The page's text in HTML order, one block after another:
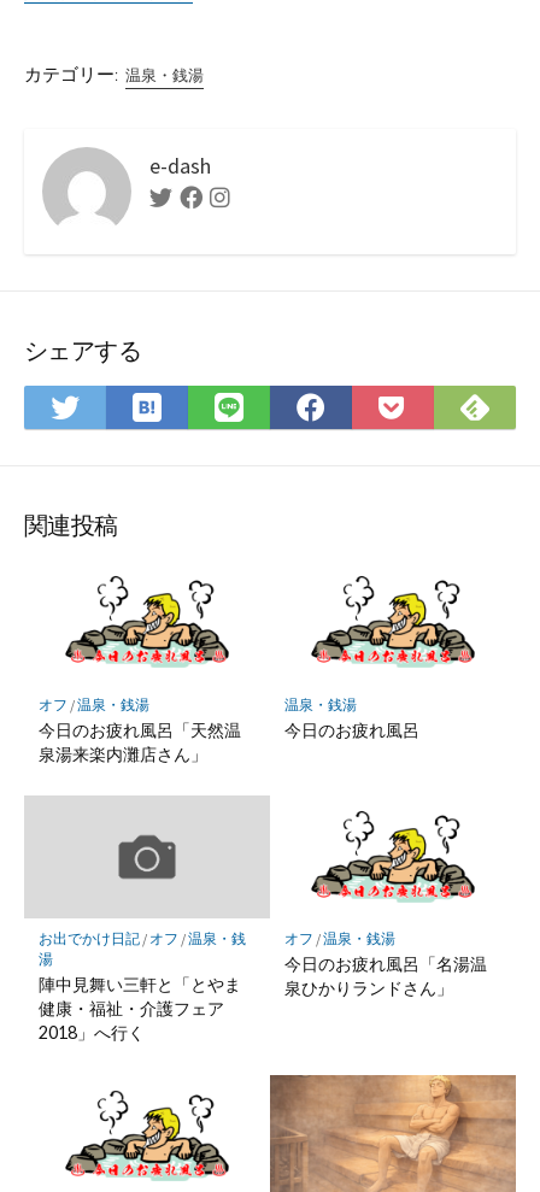
カテゴリー: 温泉・銭湯
e-dash
TwitterFacebookInstagram
シェアする
Twitter
で
ア
は
て
マ
ー
ク
に
存
LINE
で
Facebook
で
Pocket
に
で
関連投稿
オフ /温泉・銭湯
今日のお疲れ風呂「天然温
泉湯来楽内灘店さん」
温泉・銭湯
今日のお疲れ風呂
お出でかけ日記/ オフ /温泉・銭
湯
陣中見舞い三軒と「とやま
健康・福祉・介護フェア
2018」へ行く
オフ /温泉・銭湯
今日のお疲れ風呂「名湯温
泉ひかりランドさん」